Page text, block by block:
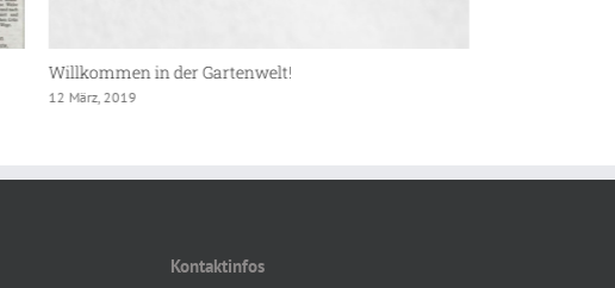
Gartenbau Gassner übernimmt „Deckers Garten“
20 November, 2018
Kontaktinfos